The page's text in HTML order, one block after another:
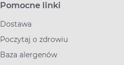
Pomocne linki
Dostawa
Poczytaj o zdrowiu
Baza alergenów